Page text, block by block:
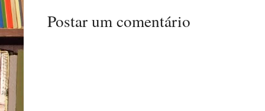
Postar um comentário